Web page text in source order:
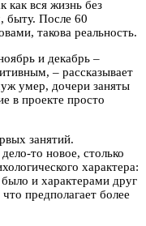
как вся жизнь без
быту. После 60
такова реальность.
и декабрь –
– рассказывает
умер, дочери заняты
в проекте просто
занятий.
то новое, столько
характера:
и характерами друг
предполагает более